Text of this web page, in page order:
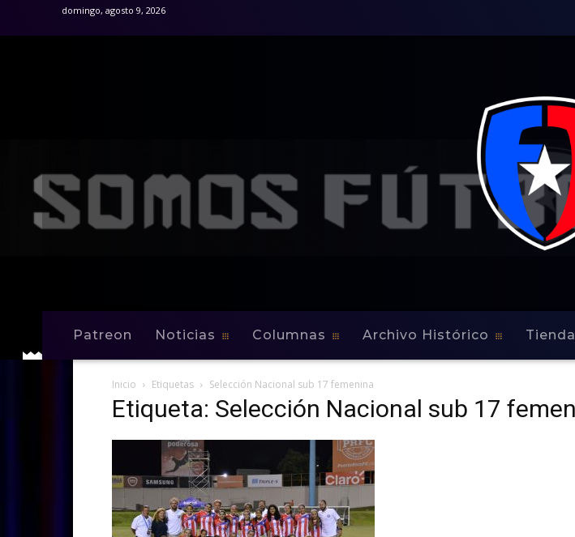
domingo, agosto 9, 2026
Patreon Noticias Columnas Archivo Histórico Tienda
Inicio Etiquetas Selección Nacional sub 17 femenina
Etiqueta: Selección Nacional sub 17